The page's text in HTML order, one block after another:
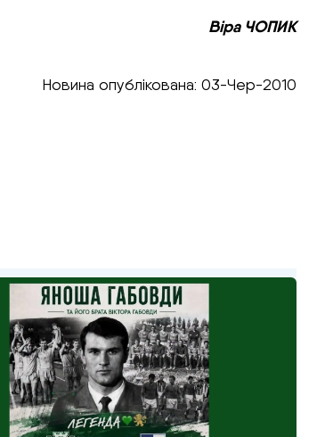
Віра ЧОПИК
Новина опублікована: 03-Чер-2010